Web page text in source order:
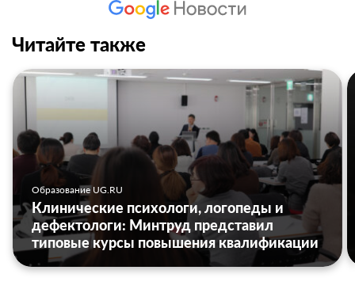
Читайте также
Образование UG.RU
Клинические психологи, логопеды и
дефектологи: Минтруд представил
типовые курсы повышения квалификации